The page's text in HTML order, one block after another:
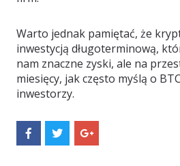
Warto jednak pamiętać, że
inwestycją długoterminową,
nam znaczne zyski, ale na
miesięcy, jak często myślą o
inwestorzy.
h h
S
h